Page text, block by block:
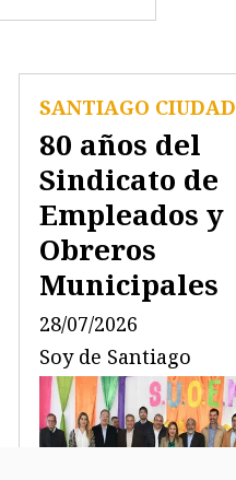
80 años del
Sindicato de
Empleados y
Obreros
Municipales
Soy de Santiago
SANTIAGO CIUDAD
28/07/2026